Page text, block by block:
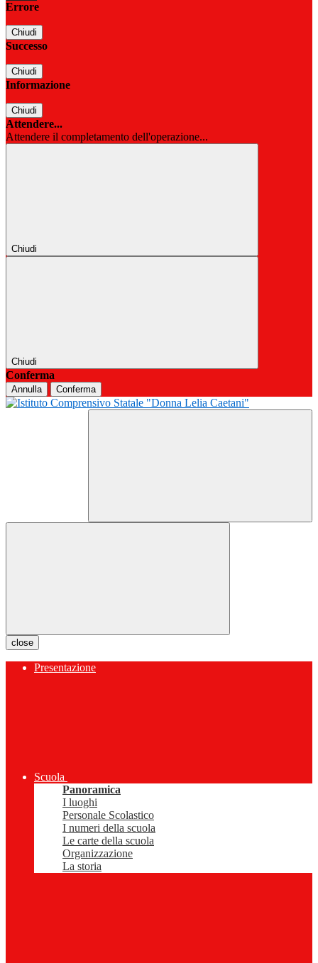
Errore
Chiudi
Successo
Chiudi
Informazione
Chiudi
Attendere...
Attendere il completamento dell'operazione...
Chiudi
Chiudi
Conferma
Annulla Conferma
close
Presentazione
Scuola
Panoramica
I luoghi
Personale Scolastico
I numeri della scuola
Le carte della scuola
Organizzazione
La storia